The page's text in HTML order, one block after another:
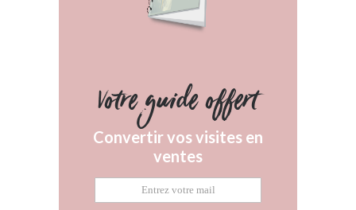
Votre guide offert
Convertir vos visites en
ventes